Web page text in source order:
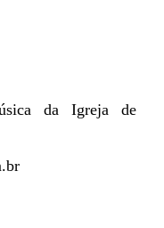
da Igreja de